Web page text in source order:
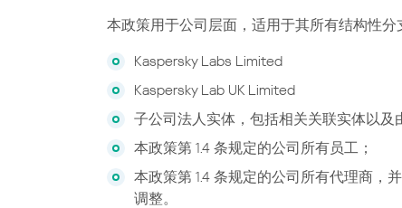
本政策用于公司层面，适用于其所有结构性分
Kaspersky Labs Limited
Kaspersky Lab UK Limited
子公司法人实体，包括相关关联实体以及
本政策第 1.4 条规定的公司所有员工；
本政策第 1.4 条规定的公司所有代理商，
调整。